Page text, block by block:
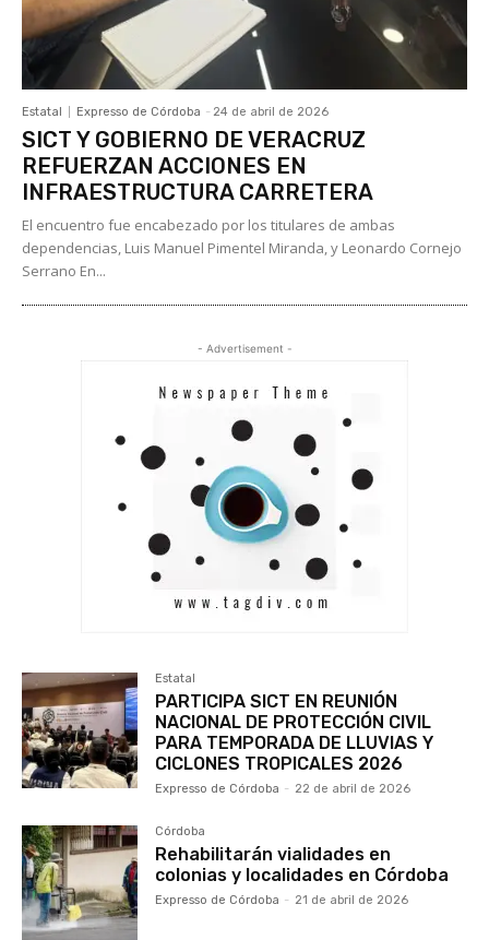
Estatal Expresso de Córdoba - 24 de abril de 2026
SICT Y GOBIERNO DE VERACRUZ
REFUERZAN ACCIONES EN
INFRAESTRUCTURA CARRETERA
El encuentro fue encabezado por los titulares de ambas
dependencias, Luis Manuel Pimentel Miranda, y Leonardo Cornejo
Serrano En...
- Advertisement -
Estatal
PARTICIPA SICT EN REUNIÓN
NACIONAL DE PROTECCIÓN CIVIL
PARA TEMPORADA DE LLUVIAS Y
CICLONES TROPICALES 2026
Expresso de Córdoba - 22 de abril de 2026
Córdoba
Rehabilitarán vialidades en
colonias y localidades en Córdoba
Expresso de Córdoba - 21 de abril de 2026